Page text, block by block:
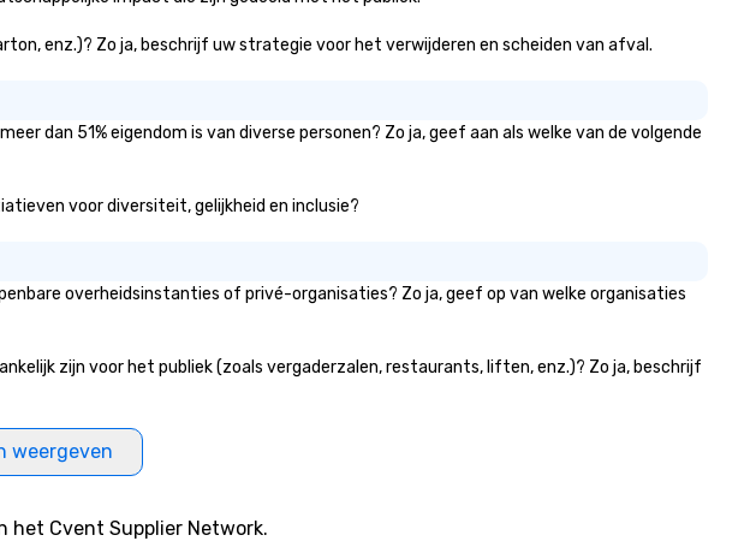
Whether you’re traveling for
safe, and exceptional.
enz.)? Zo ja, beschrijf uw strategie voor het verwijderen en scheiden van afval.
dan 51% eigendom is van diverse personen? Zo ja, geef aan als welke van de volgende
voor diversiteit, gelijkheid en inclusie?
overheidsinstanties of privé-organisaties? Zo ja, geef op van welke organisaties
zijn voor het publiek (zoals vergaderzalen, restaurants, liften, enz.)? Zo ja, beschrijf
weergeven
het Cvent Supplier Network.